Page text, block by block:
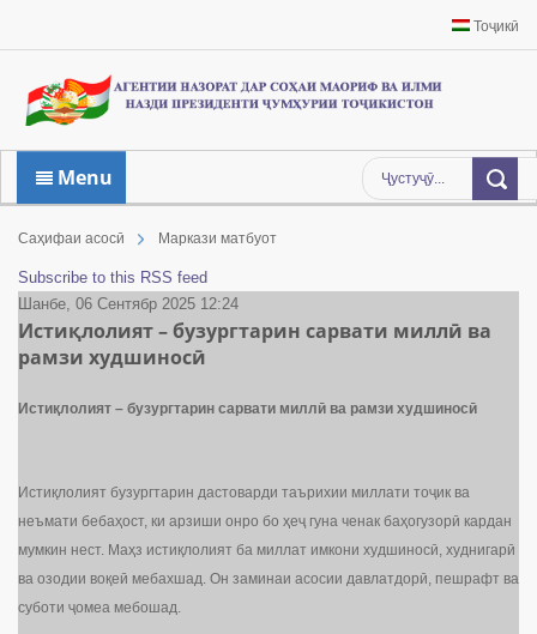
Тоҷикӣ
Menu
Саҳифаи асосӣ Маркази матбуот
Subscribe to this RSS feed
Шанбе, 06 Сентябр 2025 12:24
Истиқлолият – бузургтарин сарвати миллӣ ва
рамзи худшиносӣ
Истиқлолият – бузургтарин сарвати миллӣ ва рамзи худшиносӣ
Истиқлолият бузургтарин дастоварди таърихии миллати тоҷик ва
неъмати бебаҳост, ки арзиши онро бо ҳеҷ гуна ченак баҳогузорӣ кардан
мумкин нест. Маҳз истиқлолият ба миллат имкони худшиносӣ, худнигарӣ
ва озодии воқеӣ мебахшад. Он заминаи асосии давлатдорӣ, пешрафт ва
суботи ҷомеа мебошад.